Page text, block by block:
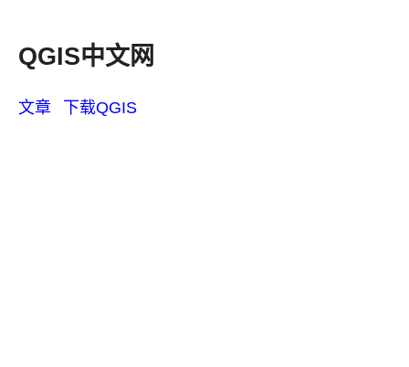
QGIS中文网
文章 下载QGIS